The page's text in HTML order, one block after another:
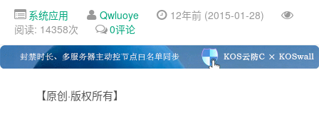
系统应用 Qwluoye
12年前 (2015-01-28)
阅读: 14358次
0评论
【原创·版权所有】